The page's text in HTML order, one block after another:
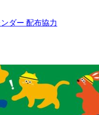
ダー 配布協力